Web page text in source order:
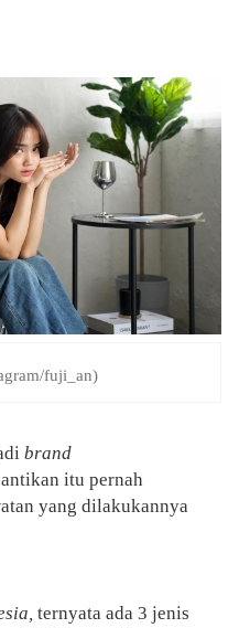
fuji_an)
brand
itu pernah
yang dilakukannya
ternyata ada 3 jenis